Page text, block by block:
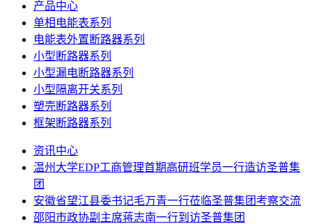
产品中心
单相电能表系列
电能表外置断路器系列
小型断路器系列
小型漏电断路器系列
小型隔离开关系列
塑壳断路器系列
框架断路器系列
资讯中心
温州大学EDP工商管理首期高研班学员一行造访圣普集
团
安徽省望江县委书记毛万青一行莅临圣普集团考察交流
邵阳市政协副主席蒋志南一行到访圣普集团